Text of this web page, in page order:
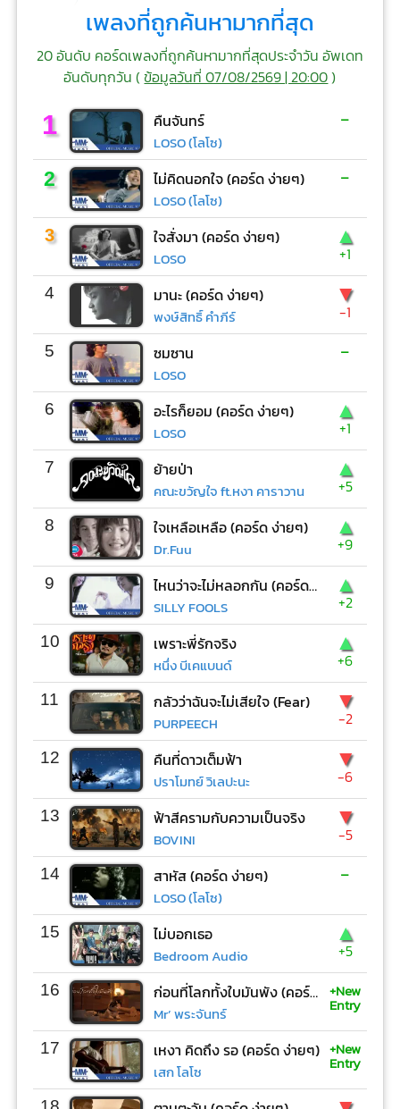
เพลงที่ถูกค้นหามากที่สุด
20 อันดับ คอร์ดเพลงที่ถูกค้นหามากที่สุดประจำวัน อัพเดท
อันดับทุกวัน (ข้อมูลวันที่ 07/08/2569 | 20:00)
1 คืนจันทร์
LOSO (โลโซ)
-
2 ไม่คิดนอกใจ (คอร์ด ง่ายๆ)
LOSO (โลโซ)
-
3 ใจสั่งมา (คอร์ด ง่ายๆ)
LOSO
▲
+1
4 มานะ (คอร์ด ง่ายๆ)
พงษ์สิทธิ์ คำภีร์
▼
-1
5 ซมซาน
LOSO
-
6 อะไรก็ยอม (คอร์ด ง่ายๆ)
LOSO
▲
+1
7 ย้ายป่า
คณะขวัญใจ ft.หงา คาราวาน
▲
+5
8 ใจเหลือเหลือ (คอร์ด ง่ายๆ)
Dr.Fuu
▲
+9
9 ไหนว่าจะไม่หลอกกัน (คอร์ด ง่ายๆ)
SILLY FOOLS
▲
+2
10 เพราะพี่รักจริง
หนึ่ง บีเคแบนด์
▲
+6
11 กลัวว่าฉันจะไม่เสียใจ (Fear)
PURPEECH
▼
-2
12 คืนที่ดาวเต็มฟ้า
ปราโมทย์ วิเลปะนะ
▼
-6
13 ฟ้าสีครามกับความเป็นจริง
BOVINI
▼
-5
14 สาหัส (คอร์ด ง่ายๆ)
LOSO (โลโซ)
-
15 ไม่บอกเธอ
Bedroom Audio
▲
+5
16 ก่อนที่โลกทั้งใบมันพัง (คอร์ด ง่ายๆ)
Mr’ พระจันทร์
+New
Entry
17 เหงา คิดถึง รอ (คอร์ด ง่ายๆ)
เสก โลโซ
+New
Entry